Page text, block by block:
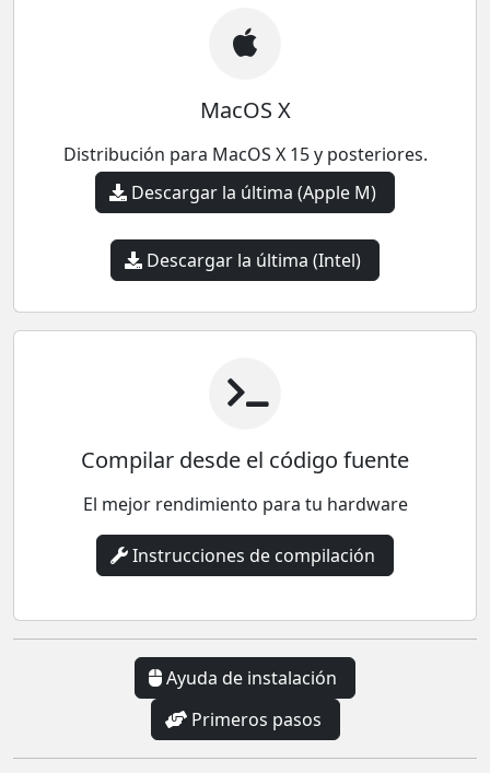
MacOS X
Distribución para MacOS X 15 y posteriores.
Descargar la última (Apple M)
Descargar la última (Intel)
Compilar desde el código fuente
El mejor rendimiento para tu hardware
Instrucciones de compilación
Ayuda de instalación
Primeros pasos